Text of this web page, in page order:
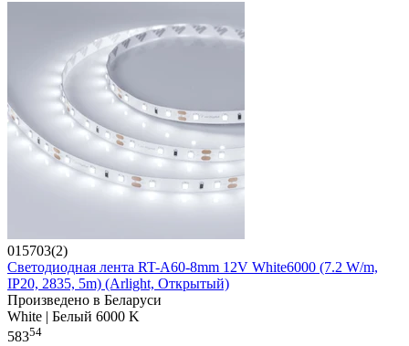
015703(2)
Светодиодная лента RT-A60-8mm 12V White6000 (7.2 W/m,
IP20, 2835, 5m) (Arlight, Открытый)
Произведено в Беларуси
White | Белый 6000 K
58354